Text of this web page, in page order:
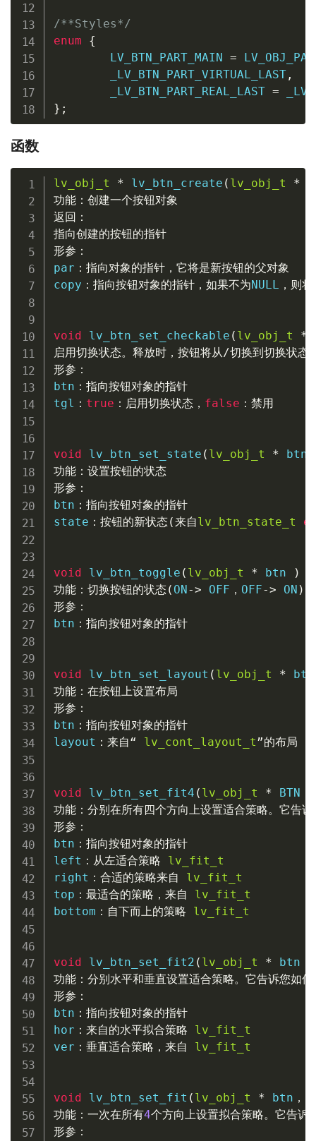
/**Styles*/
enum
{
        LV_BTN_PART_MAIN
=
        _LV_BTN_PART_VIRTUAL_LAST
,
        _LV_BTN_PART_REAL_LAST
=
} ;
函数
lv_obj_t * lv_btn_create ( lv_obj_t *
功能：创建一个按钮对象
返回：
指向创建的按钮的指针
形参：
par ：指向对象的指针，它将是新按钮的父对象
copy ：指向按钮对象的指针，如果不为NULL ，则
void lv_btn_set_checkable ( lv_obj_t *
启用切换状态。释放时，按钮将从/切换到切换状态
形参：
btn ：指向按钮对象的指针
tgl ： true ：启用切换状态， false ：禁用
void lv_btn_set_state ( lv_obj_t * btn
功能：设置按钮的状态
形参：
btn ：指向按钮对象的指针
state ：按钮的新状态(来自lv_btn_state_t
void lv_btn_toggle ( lv_obj_t * btn
)
功能：切换按钮的状态( ON-> OFF ， OFF-> ON )
形参：
btn ：指向按钮对象的指针
void lv_btn_set_layout ( lv_obj_t * btn
功能：在按钮上设置布局
形参：
btn ：指向按钮对象的指针
layout ：来自“ lv_cont_layout_t”的布局
void lv_btn_set_fit4 ( lv_obj_t * BTN
功能：分别在所有四个方向上设置适合策略。它告
形参：
btn ：指向按钮对象的指针
left ：从左适合策略
lv_fit_t
right ：合适的策略来自
lv_fit_t
top ：最适合的策略，来自
lv_fit_t
bottom ：自下而上的策略 lv_fit_t
void lv_btn_set_fit2 ( lv_obj_t * btn
功能：分别水平和垂直设置适合策略。它告诉您如
形参：
btn ：指向按钮对象的指针
hor ：来自的水平拟合策略
lv_fit_t
ver ：垂直适合策略，来自 lv_fit_t
void lv_btn_set_fit ( lv_obj_t * btn ，
功能：一次在所有4个方向上设置拟合策略。它告诉
形参：